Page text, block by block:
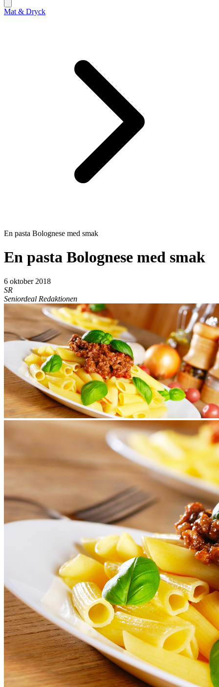
Mat & Dryck
En pasta Bolognese med smak
En pasta Bolognese med smak
6 oktober 2018
SR
Seniordeal Redaktionen